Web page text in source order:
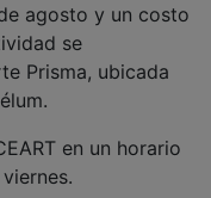
agosto y un costo
se
Prisma, ubicada
en un horario